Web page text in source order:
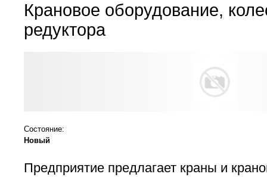
Крановое оборудование,
редуктора
Состояние:
Новый
Предприятие предлагает краны и